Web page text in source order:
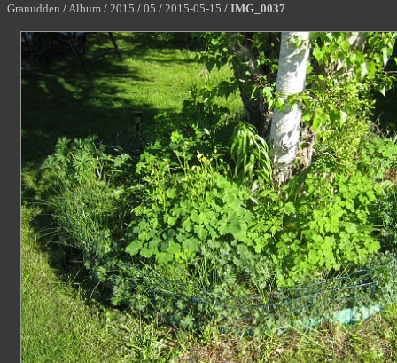
Granudden /Album / 2015 / 05 / 2015-05-15 / IMG_0037